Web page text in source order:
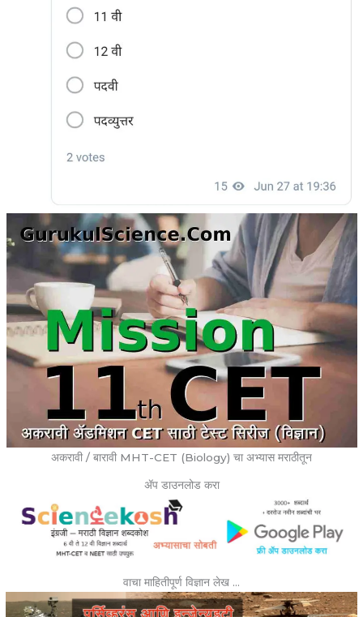
अकरावी / बारावी MHT-CET (Biology) चा अभ्यास मराठीतून
ॲप डाउनलोड करा
वाचा माहितीपूर्ण विज्ञान लेख …